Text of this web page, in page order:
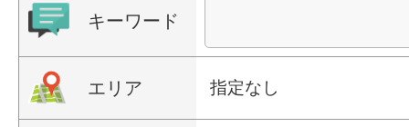
キーワード
エリア 指定なし